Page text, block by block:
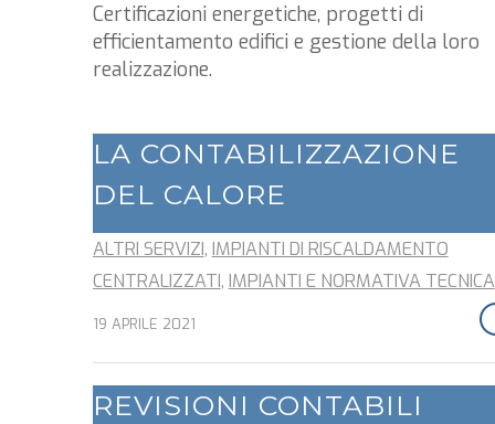
Certificazioni energetiche, progetti di
efficientamento edifici e gestione della loro
realizzazione.
LA CONTABILIZZAZIONE
DEL CALORE
ALTRI SERVIZI, IMPIANTI DI RISCALDAMENTO
CENTRALIZZATI, IMPIANTI E NORMATIVA TECNICA
19 APRILE 2021
REVISIONI CONTABILI